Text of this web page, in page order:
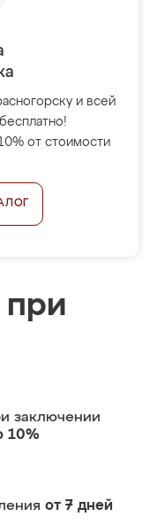
и всей
от стоимости
при
заключении
10%
от 7 дней